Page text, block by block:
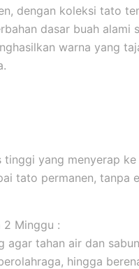
dengan koleksi tato
dasar buah alami
warna yang
yang menyerap
tato permanen, tanpa
2 Minggu :
agar tahan air dan
hingga